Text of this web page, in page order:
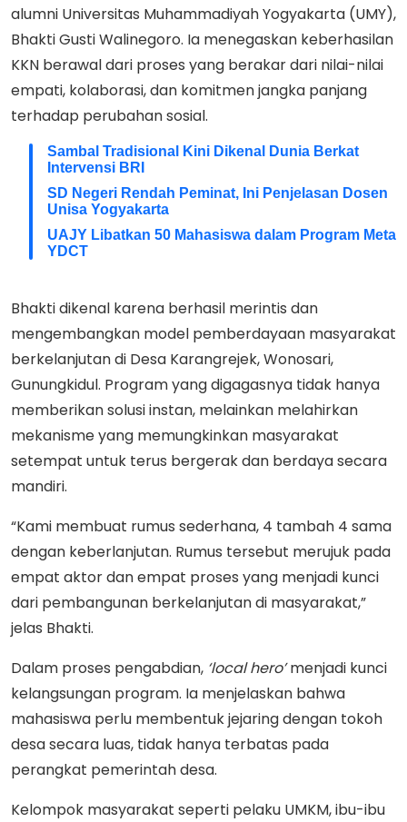
alumni Universitas Muhammadiyah Yogyakarta (UMY),
Bhakti Gusti Walinegoro. Ia menegaskan keberhasilan
KKN berawal dari proses yang berakar dari nilai-nilai
empati, kolaborasi, dan komitmen jangka panjang
terhadap perubahan sosial.
Sambal Tradisional Kini Dikenal Dunia Berkat
Intervensi BRI
SD Negeri Rendah Peminat, Ini Penjelasan Dosen
Unisa Yogyakarta
UAJY Libatkan 50 Mahasiswa dalam Program Meta
YDCT
Bhakti dikenal karena berhasil merintis dan
mengembangkan model pemberdayaan masyarakat
berkelanjutan di Desa Karangrejek, Wonosari,
Gunungkidul. Program yang digagasnya tidak hanya
memberikan solusi instan, melainkan melahirkan
mekanisme yang memungkinkan masyarakat
setempat untuk terus bergerak dan berdaya secara
mandiri.
“Kami membuat rumus sederhana, 4 tambah 4 sama
dengan keberlanjutan. Rumus tersebut merujuk pada
empat aktor dan empat proses yang menjadi kunci
dari pembangunan berkelanjutan di masyarakat,”
jelas Bhakti.
Dalam proses pengabdian, ‘local hero’menjadi kunci
kelangsungan program. Ia menjelaskan bahwa
mahasiswa perlu membentuk jejaring dengan tokoh
desa secara luas, tidak hanya terbatas pada
perangkat pemerintah desa.
Kelompok masyarakat seperti pelaku UMKM, ibu-ibu